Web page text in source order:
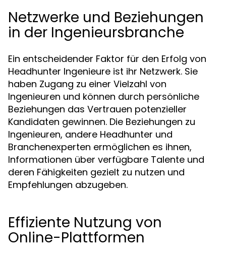
Netzwerke und Beziehungen
in der Ingenieursbranche
Ein entscheidender Faktor für den Erfolg von
Headhunter Ingenieure ist ihr Netzwerk. Sie
haben Zugang zu einer Vielzahl von
Ingenieuren und können durch persönliche
Beziehungen das Vertrauen potenzieller
Kandidaten gewinnen. Die Beziehungen zu
Ingenieuren, andere Headhunter und
Branchenexperten ermöglichen es ihnen,
Informationen über verfügbare Talente und
deren Fähigkeiten gezielt zu nutzen und
Empfehlungen abzugeben.
Effiziente Nutzung von
Online-Plattformen